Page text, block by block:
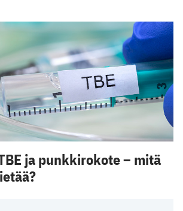
ja punkkirokote – mitä